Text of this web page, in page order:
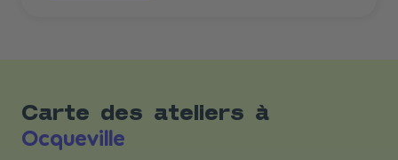
Carte des ateliers à
Ocqueville